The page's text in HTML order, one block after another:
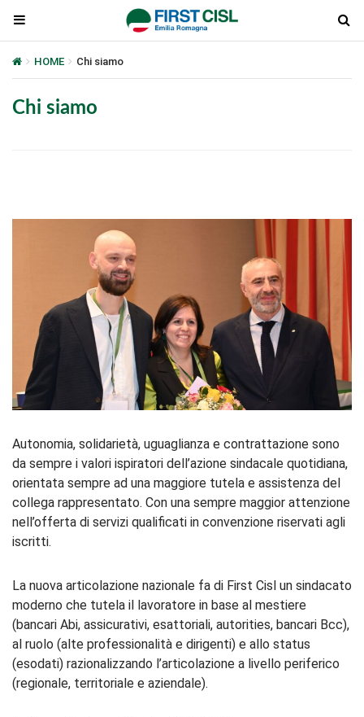
HOME Chi siamo
Chi siamo
Autonomia, solidarietà, uguaglianza e contrattazione sono
da sempre i valori ispiratori dell’azione sindacale quotidiana,
orientata sempre ad una maggiore tutela e assistenza del
collega rappresentato. Con una sempre maggior attenzione
nell’offerta di servizi qualificati in convenzione riservati agli
iscritti.
La nuova articolazione nazionale fa di First Cisl un sindacato
moderno che tutela il lavoratore in base al mestiere
(bancari Abi, assicurativi, esattoriali, autorities, bancari Bcc),
al ruolo (alte professionalità e dirigenti) e allo status
(esodati) razionalizzando l’articolazione a livello periferico
(regionale, territoriale e aziendale).